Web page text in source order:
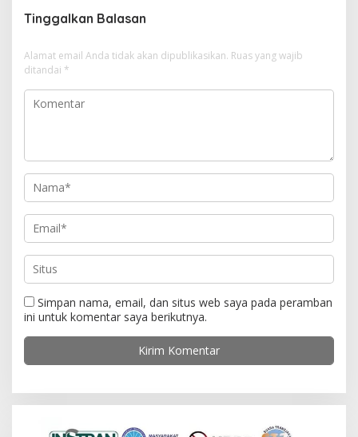
a
i
p
o
Tinggalkan Balasan
Alamat email Anda tidak akan dipublikasikan. Ruas yang wajib
ditandai *
Simpan nama, email, dan situs web saya pada peramban
ini untuk komentar saya berikutnya.